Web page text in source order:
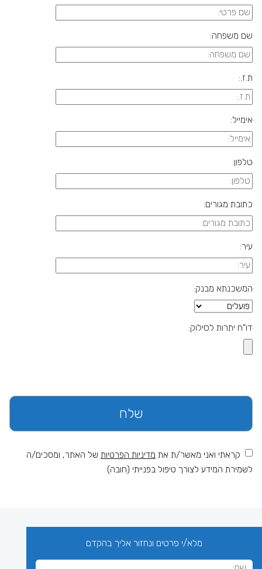
שם משפחה:
ת.ז.:
ּאימייל:
ּטלפון:
כתובת מגורים:
עיר:
ּהמשכנתא מבנק:
ּדו"ח יתרות לסילוק:
קראתי ואני מאשר/ת את מדיניות הפרטיות של האתר, ומסכים/ה
לשמירת המידע לצורך טיפול בפנייתי (חובה)
מלא/י פרטים ונחזור אליך בהקדם